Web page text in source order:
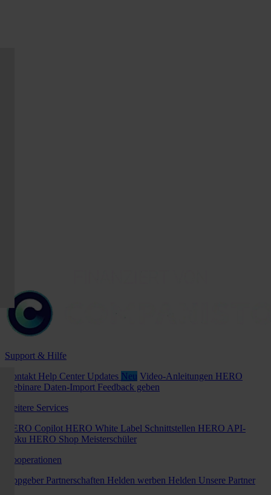
Support & Hilfe
Kontakt Help Center Updates Neu Video-Anleitungen HERO
Webinare Daten-Import Feedback geben
Weitere Services
HERO Copilot HERO White Label Schnittstellen HERO API-
Doku HERO Shop Meisterschüler
Kooperationen
Tippgeber Partnerschaften Helden werben Helden Unsere Partner